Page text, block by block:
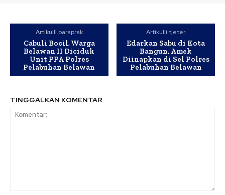
Artikulli paraprak
Cabuli Bocil, Warga
Belawan II Diciduk
Unit PPA Polres
Pelabuhan Belawan
Artikulli tjetër
Edarkan Sabu di Kota
Bangun, Amek
Diinapkan di Sel Polres
Pelabuhan Belawan
TINGGALKAN KOMENTAR